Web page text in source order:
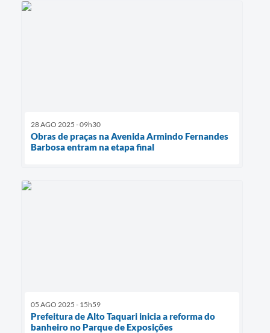
28 AGO 2025 - 09h30
Obras de praças na Avenida Armindo Fernandes
Barbosa entram na etapa final
05 AGO 2025 - 15h59
Prefeitura de Alto Taquari inicia a reforma do
banheiro no Parque de Exposições